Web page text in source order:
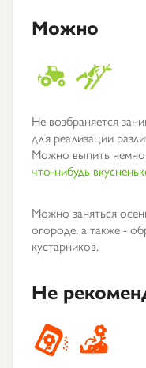
Можно
Не возбраняется
для реализации
Можно выпить
что-нибудь
Можно заняться
огороде, а также -
кустарников.
Не